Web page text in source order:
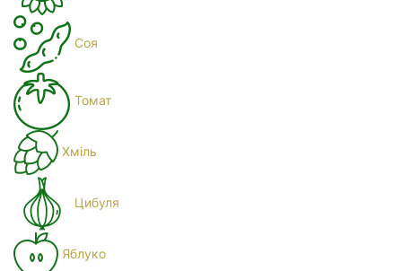
Соя
Томат
Хміль
Цибуля
Яблуко